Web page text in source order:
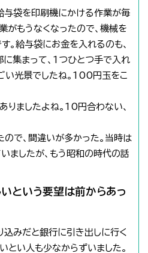
与袋を印刷機にかける作業が毎
がもうなくなったので、機械を
。給与袋にお金を入れるのも、
集まって、1つひとつ手で入れ
い光景でしたね。100円玉をこ
りましたよね。10円合わない、
ので、間違いが多かった。当時は
ましたが、もう昭和の時代の話
という要望は前からあっ
込みだと銀行に引き出しに行く
とい人も少なからずいました。